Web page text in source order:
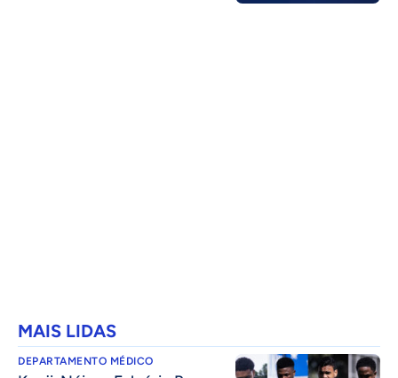
MAIS LIDAS
DEPARTAMENTO MÉDICO